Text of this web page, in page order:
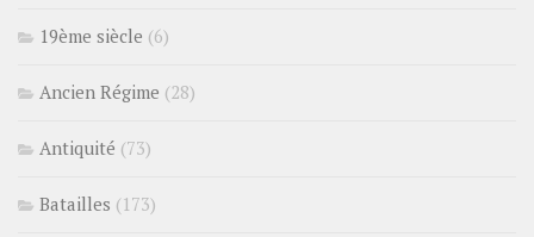
19ème siècle (6)
Ancien Régime (28)
Antiquité (73)
Batailles (173)